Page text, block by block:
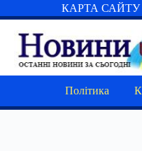
до
вмісту
КАРТА САЙТУ
Політика